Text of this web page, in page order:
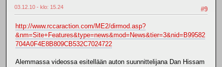
#9
03.12.10 - klo: 15.24
http://www.rccaraction.com/ME2/dirmod.asp?
&nm=Site+Features&type=news&mod=News&tier=3&nid=B99582
704A0F4E8B809CB532C7024722
Alemmassa videossa esitellään auton suunnittelijana Dan Hissam